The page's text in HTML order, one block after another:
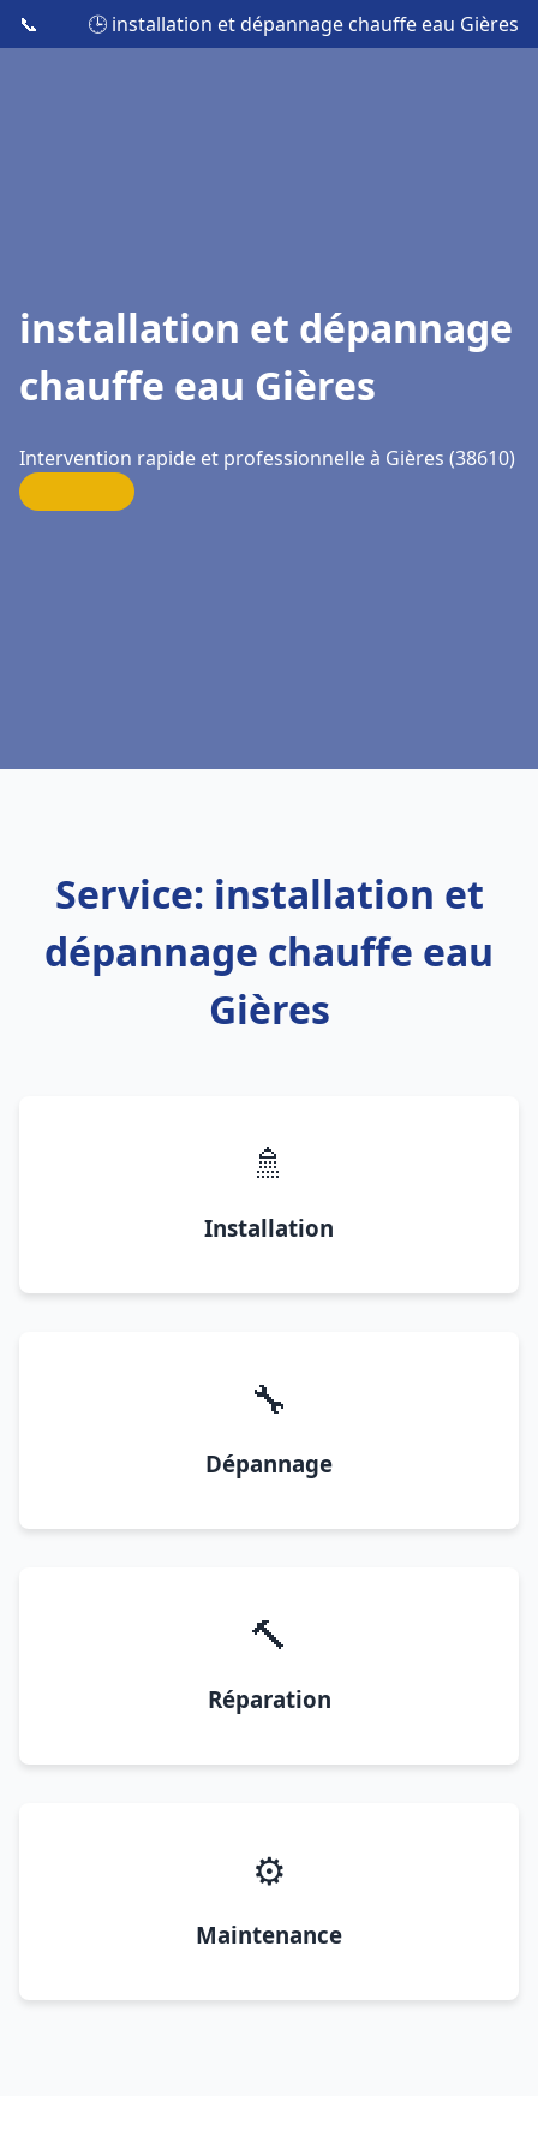
📞 🕒 installation et dépannage chauffe eau Gières
installation et dépannage
chauffe eau Gières
Intervention rapide et professionnelle à Gières (38610)
Service: installation et
dépannage chauffe eau
Gières
🚿
Installation
🔧
Dépannage
🔨
Réparation
⚙️
Maintenance